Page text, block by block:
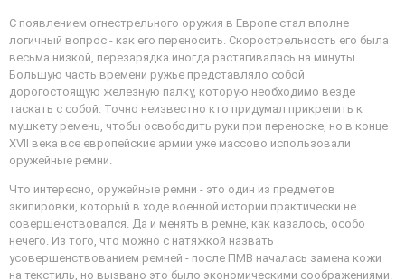
С появлением огнестрельного оружия в Европе стал вполне
логичный вопрос - как его переносить. Скорострельность его была
весьма низкой, перезарядка иногда растягивалась на минуты.
Большую часть времени ружье представляло собой
дорогостоящую железную палку, которую необходимо везде
таскать с собой. Точно неизвестно кто придумал прикрепить к
мушкету ремень, чтобы освободить руки при переноске, но в конце
XVII века все европейские армии уже массово использовали
оружейные ремни.
Что интересно, оружейные ремни - это один из предметов
экипировки, который в ходе военной истории практически не
совершенствовался. Да и менять в ремне, как казалось, особо
нечего. Из того, что можно с натяжкой назвать
усовершенствованием ремней - после ПМВ началась замена кожи
на текстиль, но вызвано это было экономическими соображениями.